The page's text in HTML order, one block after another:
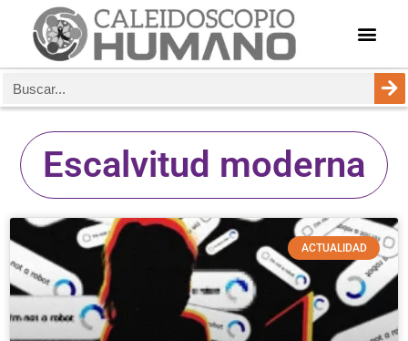
Escalvitud moderna
ACTUALIDAD